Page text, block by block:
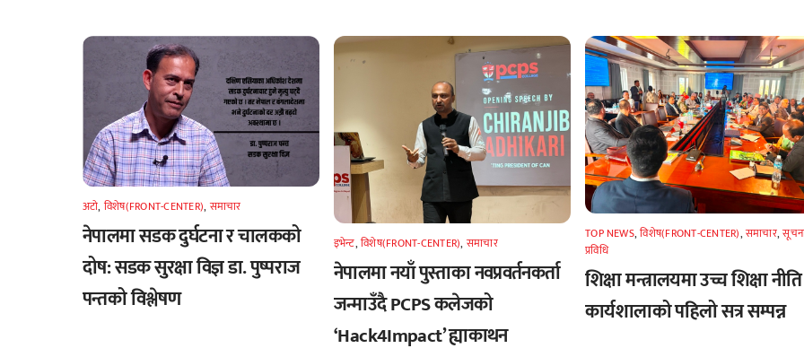
अटाे, विशेष(FRONT-CENTER), समाचार
नेपालमा सडक दुर्घटना र चालकको
दोष: सडक सुरक्षा विज्ञ डा. पुष्पराज
पन्तको विश्लेषण
इभेन्ट,विशेष(FRONT-CENTER), समाचार
नेपालमा नयाँ पुस्ताका नवप्रवर्तनकर्ता
जन्माउँदै PCPS कलेजको
‘Hack4Impact’ ह्याकाथन
TOP NEWS,विशेष(FRONT-CENTER),समाचार,
प्रविधि
शिक्षा मन्त्रालयमा उच्च शिक्षा नीति
कार्यशालाको पहिलो सत्र सम्पन्न